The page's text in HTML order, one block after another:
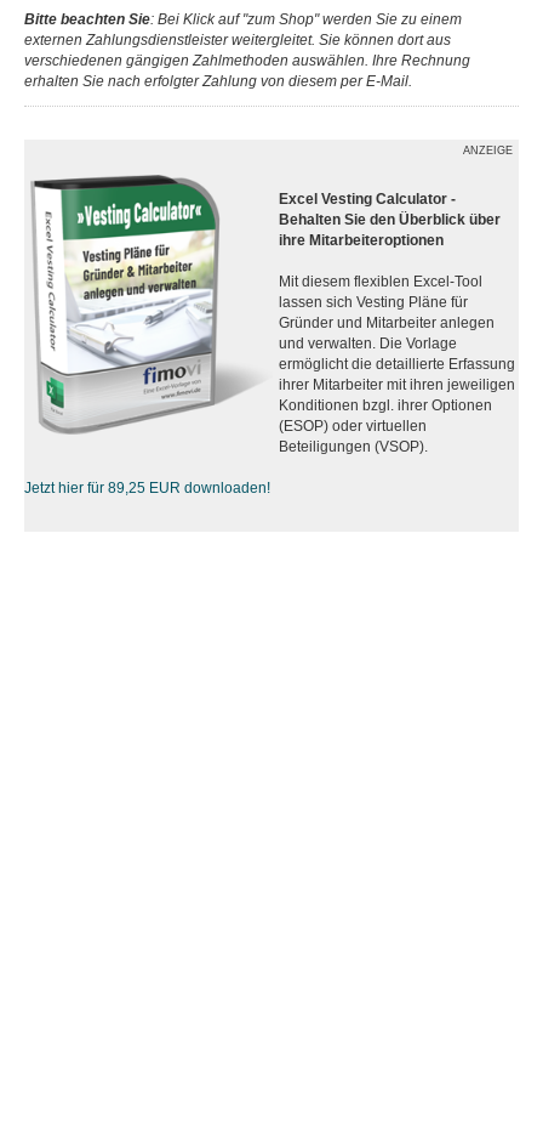
Bitte beachten Sie: Bei Klick auf "zum Shop" werden Sie zu einem
externen Zahlungsdienstleister weitergleitet. Sie können dort aus
verschiedenen gängigen Zahlmethoden auswählen. Ihre Rechnung
erhalten Sie nach erfolgter Zahlung von diesem per E-Mail.
ANZEIGE
Excel Vesting Calculator -
Behalten Sie den Überblick über
ihre Mitarbeiteroptionen
Mit diesem flexiblen Excel-Tool
lassen sich Vesting Pläne für
Gründer und Mitarbeiter anlegen
und verwalten. Die Vorlage
ermöglicht die detaillierte Erfassung
ihrer Mitarbeiter mit ihren jeweiligen
Konditionen bzgl. ihrer Optionen
(ESOP) oder virtuellen
Beteiligungen (VSOP).
Jetzt hier für 89,25 EUR downloaden!